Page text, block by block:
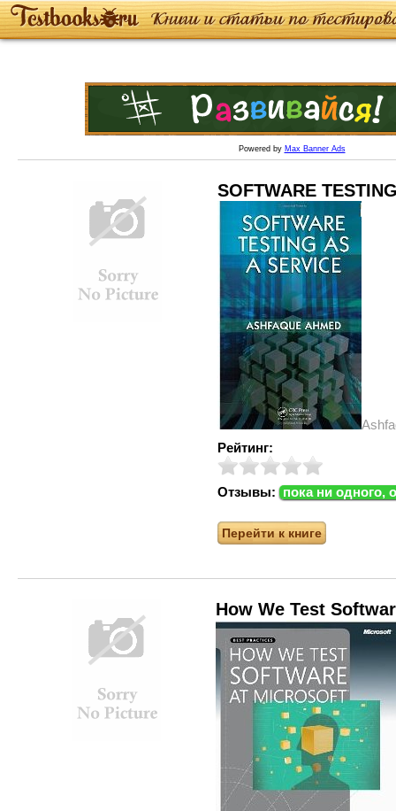
Powered by Max Banner Ads
SOFTWARE
Рейтинг:
Отзывы: пока ни одного,
Перейти к книге
How We Test